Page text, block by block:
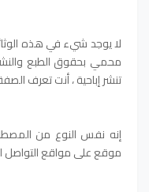
لا يوجد شيء في هذه
محمي بحقوق الطبع
تنشر إباحية ، أنت تعرف
إنه نفس النوع من
موقع على مواقع التواصل